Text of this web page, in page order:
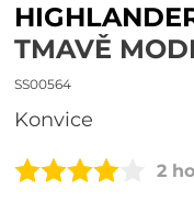
TMAVĚ
SS00564
konvice
2